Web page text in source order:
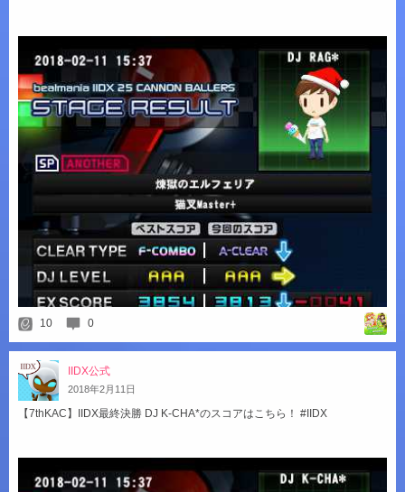
10 0
IIDX公式
2018年2月 11 日
【7thKAC】IIDX最終決勝 DJ K-CHA*のスコアはこちら！ #IIDX